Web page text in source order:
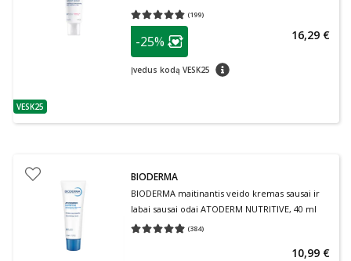
patarimas
VESK25
(199)
Vidutinis įvertinimas 4.77
patarimas
Lojalumo klubo narių nuolaida
-25%
Įvedus kodą VESK25 patarimas
16,29 €
BIODERMA
BIODERMA maitinantis veido kremas sausai ir
labai sausai odai ATODERM NUTRITIVE, 40 ml
(384)
Vidutinis įvertinimas 4.90
10,99 €